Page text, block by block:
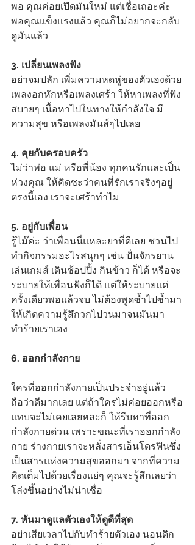
พอ คุณค่อยเปิดมันใหม่ แต่เชื่อเถอะค่ะ
พอคุณแข็งแรงแล้ว คุณก็ไม่อยากจะกลับ
ดูมันแล้ว
3. เปลี่ยนเพลงฟัง
อย่าจมปลัก เพิ่มความหดหู่ของตัวเองด้วย
เพลงอกหักหรือเพลงเศร้า ให้หาเพลงที่ฟัง
สบายๆ เนื้อหาไปในทางให้กำลังใจ มี
ความสุข หรือเพลงมันส์ๆไปเลย
4. คุยกับครอบครัว
ไม่ว่าพ่อ แม่ หรือพี่น้อง ทุกคนรักและเป็น
ห่วงคุณ ให้คิดซะว่าคนที่รักเราจริงๆอยู่
ตรงนี้เอง เราจะเศร้าทำไม
5. อยู่กับเพื่อน
รู้ไม๊ค่ะ ว่าเพื่อนนี่แหละยาที่ดีเลย ชวนไป
ทำกิจกรรมอะไรสนุกๆ เช่น ปั่นจักรยาน
เล่นเกมส์ เดินช้อปปิ้ง กินข้าว ก็ได้ หรือจะ
ระบายให้เพื่อนฟังก็ได้ แต่ให้ระบายแค่
ครั้งเดียวพอแล้วจบ ไม่ต้องพูดซ้ำไปซ้ำมา
ให้เกิดความรู้สึกวกไปวนมาจนมันมา
ทำร้ายเราเอง
6. ออกกำลังกาย
ใครที่ออกกำลังกายเป็นประจำอยู่แล้ว
ถือว่าดีมากเลย แต่ถ้าใครไม่ค่อยออกหรือ
แทบจะไม่เคยเลยหละก็ ให้รีบหาที่ออก
กำลังกายด่วน เพราะขณะที่เราออกกำลัง
กาย ร่างกายเราจะหลั่งสารเอ็นโดรฟินซึ่ง
เป็นสารแห่งความสุขออกมา จากที่ความ
คิดเต็มไปด้วยเรื่องแย่ๆ คุณจะรู้สึกเลยว่า
โล่งขึ้นอย่างไม่น่าเชื่อ
7. หันมาดูแลตัวเองให้ดูดีที่สุด
อย่าเสียเวลาไปกับทำร้ายตัวเอง นอนดึก